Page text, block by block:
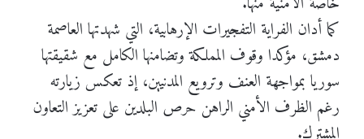
كما أدان الفراية التفجيرات الإرهابية، التي شهدتها العاصمة
دمشق، مؤكدا وقوف المملكة وتضامنها الكامل مع شقيقتها
سوريا بمواجهة العنف وترويع المدنيين، إذ تعكس زيارته
رغم الظرف الأمني الراهن حرص البلدين على تعزيز التعاون